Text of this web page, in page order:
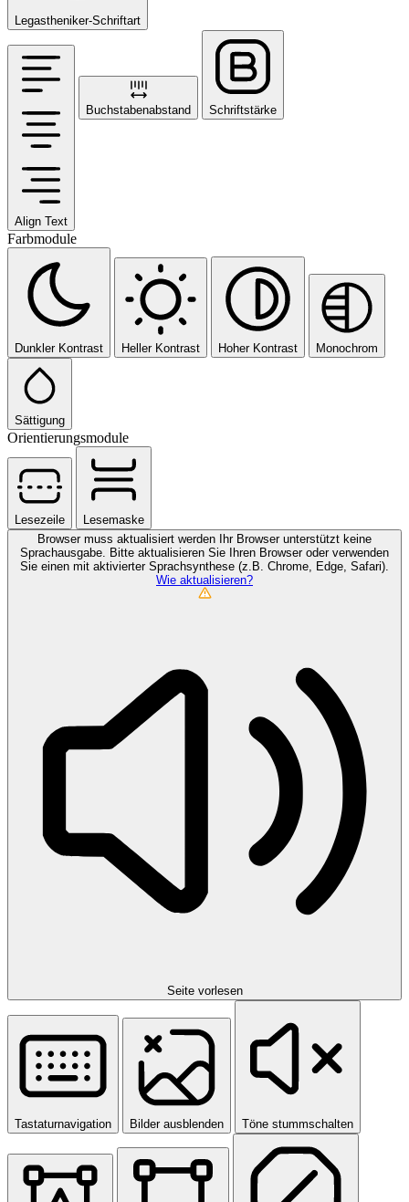
Legastheniker-Schriftart
Align Text
Buchstabenabstand Schriftstärke
Farbmodule
Dunkler Kontrast Heller Kontrast Hoher Kontrast Monochrom
Sättigung
Orientierungsmodule
Lesezeile
Lesemaske
Browser muss aktualisiert werden
Ihr Browser unterstützt keine
Sprachausgabe. Bitte aktualisieren Sie Ihren Browser oder verwenden
Sie einen mit aktivierter Sprachsynthese (z.B. Chrome, Edge, Safari).
Wie aktualisieren?
Seite vorlesen
Tastaturnavigation Bilder ausblenden Töne stummschalten